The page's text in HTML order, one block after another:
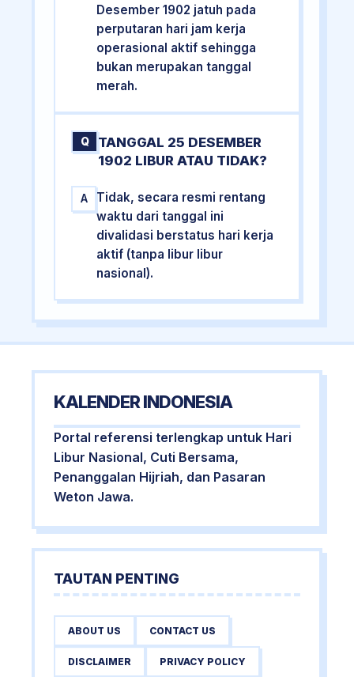
Desember 1902 jatuh pada
perputaran hari jam kerja
operasional aktif sehingga
bukan merupakan tanggal
merah.
Q
TANGGAL 25 DESEMBER
1902 LIBUR ATAU TIDAK?
A
Tidak, secara resmi rentang
waktu dari tanggal ini
divalidasi berstatus hari kerja
aktif (tanpa libur libur
nasional).
KALENDER INDONESIA
Portal referensi terlengkap untuk Hari
Libur Nasional, Cuti Bersama,
Penanggalan Hijriah, dan Pasaran
Weton Jawa.
TAUTAN PENTING
ABOUT US CONTACT US
DISCLAIMER PRIVACY POLICY